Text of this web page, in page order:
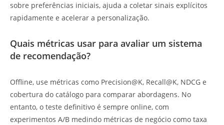
sobre preferências iniciais, ajuda a coletar sinais explícitos
rapidamente e acelerar a personalização.
Quais métricas usar para avaliar um sistema
de recomendação?
Offline, use métricas como Precision@K, Recall@K, NDCG e
cobertura do catálogo para comparar abordagens. No
entanto, o teste definitivo é sempre online, com
experimentos A/B medindo métricas de negócio como taxa